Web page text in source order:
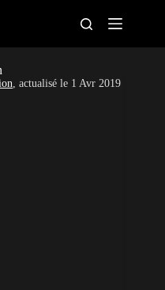
, actualisé le 1 Avr 2019